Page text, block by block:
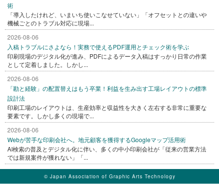
術
「導入したけれど、いまいち使いこなせていない」「オフセットとの違いや
機械ごとのトラブル対応に現場...
2026-08-06
入稿トラブルにさよなら！実務で使えるPDF運用とチェック術を学ぶ
印刷現場のデジタル化が進み、PDFによるデータ入稿はすっかり日常の作業
として定着しました。しかし...
2026-08-06
「勘と経験」の配置替えはもう卒業！利益を生み出す工場レイアウトの標準
設計法
印刷工場のレイアウトは、生産効率と収益性を大きく左右する非常に重要な
要素です。しかし多くの現場で...
2026-08-06
Webが苦手な印刷会社へ。地元顧客を獲得するGoogleマップ活用術
AI検索の普及とデジタル化に伴い、多くの中小印刷会社が「従来の営業方法
では新規案件が獲れない」「...
© Japan Association of Graphic Arts Technology